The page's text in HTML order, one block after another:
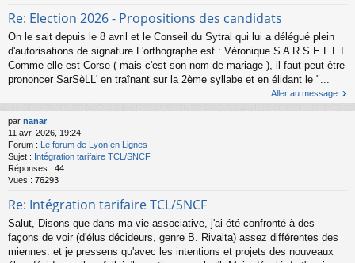
Re: Election 2026 - Propositions des candidats
On le sait depuis le 8 avril et le Conseil du Sytral qui lui a délégué plein
d'autorisations de signature L'orthographe est : Véronique S A R S E L L I
Comme elle est Corse ( mais c'est son nom de mariage ), il faut peut être
prononcer SarSèLL' en traînant sur la 2ème syllabe et en élidant le "...
Aller au message
par nanar
11 avr. 2026, 19:24
Forum : Le forum de Lyon en Lignes
Sujet : Intégration tarifaire TCL/SNCF
Réponses : 44
Vues : 76293
Re: Intégration tarifaire TCL/SNCF
Salut, Disons que dans ma vie associative, j'ai été confronté à des
façons de voir (d'élus décideurs, genre B. Rivalta) assez différentes des
miennes. et je pressens qu'avec les intentions et projets des nouveaux